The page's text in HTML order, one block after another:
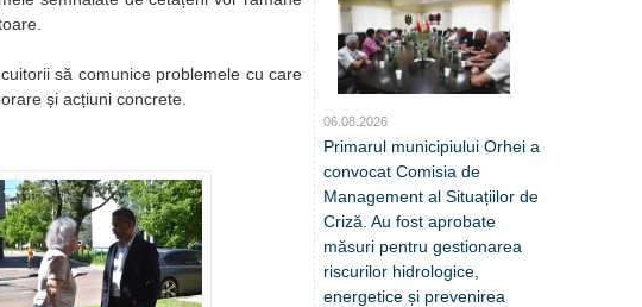
să comunice problemele cu care
și acțiuni concrete.
06.08.2026
Primarul municipiului Orhei a
convocat Comisia de
Management al Situațiilor de
Criză. Au fost aprobate
măsuri pentru gestionarea
riscurilor hidrologice,
energetice și prevenirea